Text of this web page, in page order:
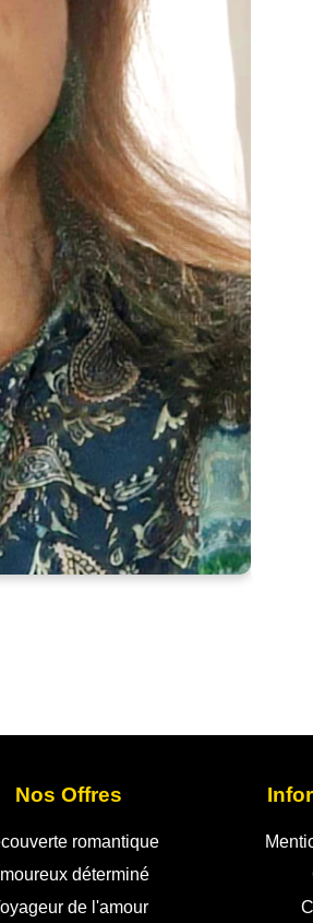
Nos Offres
romantique
déterminé
de l'amour